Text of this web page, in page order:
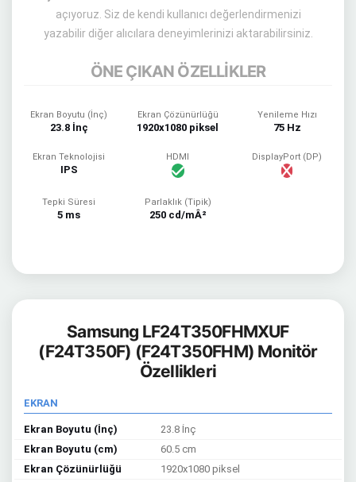
açıyoruz. Siz de kendi kullanıcı değerlendirmenizi
yazabilir diğer alıcılara deneyimlerinizi aktarabilirsiniz.
ÖNE ÇIKAN ÖZELLİKLER
Ekran Boyutu (İnç)
23.8 İnç
Ekran Çözünürlüğü
1920x1080 piksel
Yenileme Hızı
75 Hz
Ekran Teknolojisi
IPS
HDMI DisplayPort (DP)
Tepki Süresi
5 ms
Parlaklık (Tipik)
250 cd/mÂ²
Samsung LF24T350FHMXUF
(F24T350F) (F24T350FHM) Monitör
Özellikleri
EKRAN
Ekran Boyutu (İnç)
23.8 İnç
Ekran Boyutu (cm)
60.5 cm
Ekran Çözünürlüğü
1920x1080 piksel